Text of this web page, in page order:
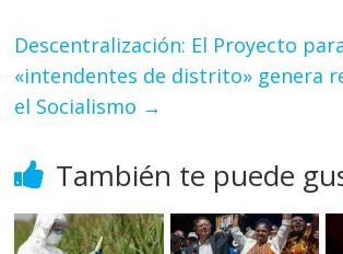
Descentralización: El Proyecto
«intendentes de distrito» genera
el Socialismo →
También te puede